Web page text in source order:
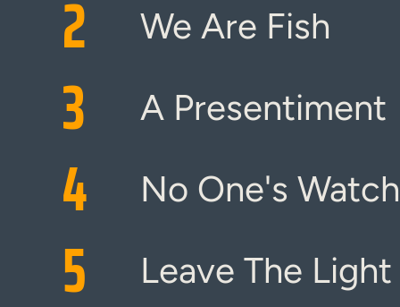
2 We Are Fish
3 A Presentiment
4 No One's
5 Leave The